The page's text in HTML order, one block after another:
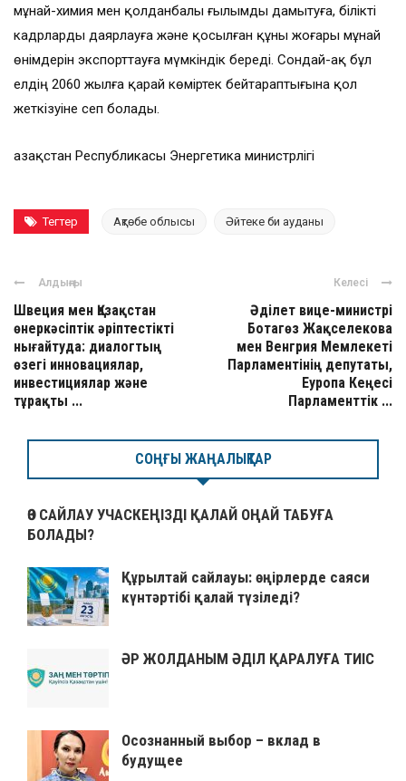
мұнай-химия мен қолданбалы ғылымды дамытуға, білікті
кадрларды даярлауға және қосылған құны жоғары мұнай
өнімдерін экспорттауға мүмкіндік береді. Сондай-ақ бұл
елдің 2060 жылға қарай көміртек бейтараптығына қол
жеткізуіне сеп болады.
Қазақстан Республикасы Энергетика министрлігі
Тегтер Ақтөбе облысы Әйтеке би ауданы
Алдыңғы
Швеция мен Қазақстан
өнеркәсіптік әріптестікті
нығайтуда: диалогтың
өзегі инновациялар,
инвестициялар және
тұрақты ...
Келесі
Әділет вице-министрі
Ботагөз Жақселекова
мен Венгрия Мемлекеті
Парламентінің депутаты,
Еуропа Кеңесі
Парламенттік ...
СОҢҒЫ ЖАҢАЛЫҚТАР
ӨЗ САЙЛАУ УЧАСКЕҢІЗДІ ҚАЛАЙ ОҢАЙ ТАБУҒА
БОЛАДЫ?
Құрылтай сайлауы: өңірлерде саяси
күнтәртібі қалай түзіледі?
ӘР ЖОЛДАНЫМ ӘДІЛ ҚАРАЛУҒА ТИІС
Осознанный выбор – вклад в
будущее